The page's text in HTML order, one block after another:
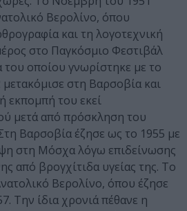
Βερολίνο, όπου
και τη λογοτεχνική
στο Παγκόσμιο Φεστιβάλ
του οποίου γνωρίστηκε με το
στη Βαρσοβία και
εκπομπή του εκεί
μετά από πρόσκληση του
Βαρσοβία έζησε ως το 1955 με
στη Μόσχα λόγω επιδείνωσης
από βρογχίτιδα υγείας της. Το
Βερολίνο, όπου έζησε
Την ίδια χρονιά πέθανε η